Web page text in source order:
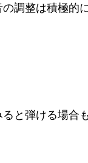
調整は積極的
と弾ける場合も